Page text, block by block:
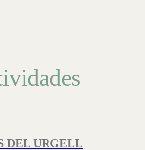
DEL URGELL